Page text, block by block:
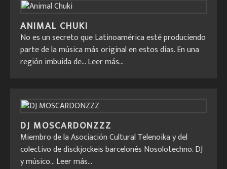
ANIMAL CHUKI
No es un secreto que Latinoamérica esté produciendo
parte de la música más original en estos días. En una
región imbuida de...Leer más...
DJ MOSCARDONZZZ
Miembro de la Asociación Cultural Telenoika y del
colectivo de disckjockeis barcelonés Nosolotechno. DJ
y músico...Leer más...